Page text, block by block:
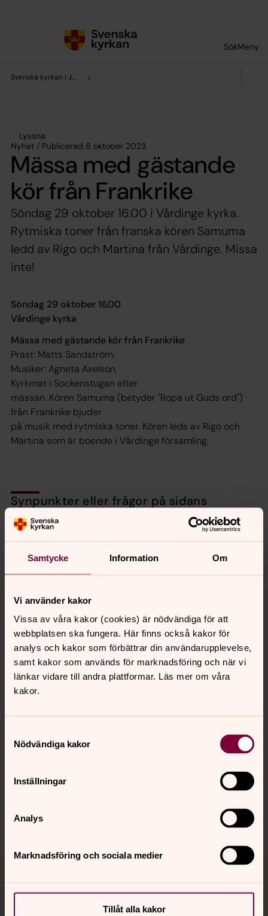
Samtycke Information Om
Vi använder kakor
Vissa av våra kakor (cookies) är nödvändiga för att
webbplatsen ska fungera. Här finns också kakor för
analys och kakor som förbättrar din användarupplevelse,
samt kakor som används för marknadsföring och när vi
länkar vidare till andra plattformar. Läs mer om våra
kakor.
Nödvändiga kakor
Inställningar
Analys
Marknadsföring och sociala medier
Tillåt alla kakor
SökMeny
Svenska kyrkan i Järna och Vårdinge
Lyssna
Nyhet / Publicerad 8 oktober 2023
Mässa med gästande
kör från Frankrike
Söndag 29 oktober 16.00 i Vårdinge kyrka.
Rytmiska toner från franska kören Samuma
ledd av Rigo och Martina från Vårdinge. Missa
inte!
Söndag 29 oktober 16.00
Vårdinge kyrka
Mässa med gästande kör från Frankrike
Präst: Matts Sandström.
Musiker: Agneta Axelson.
Kyrkmat i Sockenstugan efter
mässan. Kören Samuma (betyder "Ropa ut Guds ord")
från Frankrike bjuder
på musik med rytmiska toner. Kören leds av Rigo och
Martina som är boende i Vårdinge församling.
Synpunkter eller frågor på sidans
innehåll?
jarna-vardinge.pastorat@svenskakyrkan.se
Dela
Kontakt
Kalender
Hitta snabbt
Sociala kanaler
Jourhavande präst
Akut samtals- och krisstöd. Prata eller chatta anonymt